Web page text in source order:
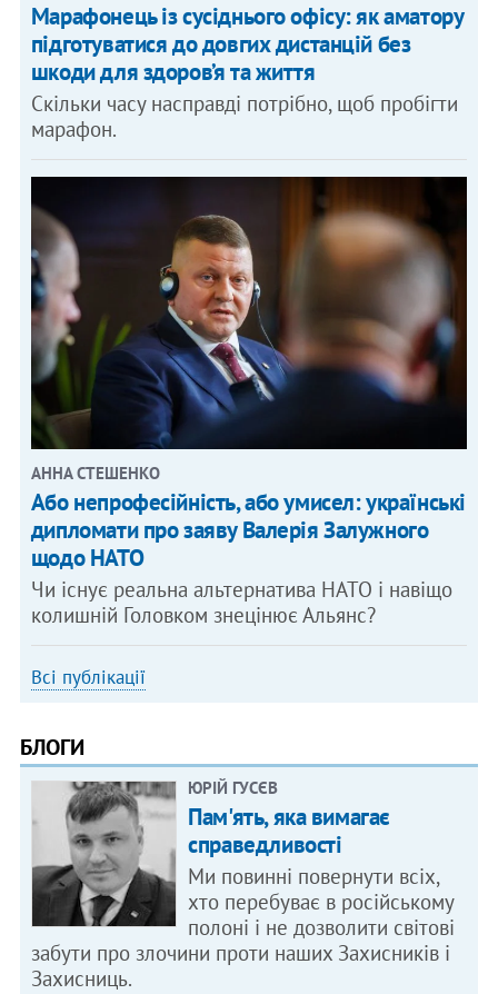
Марафонець із сусіднього офісу: як аматору
підготуватися до довгих дистанцій без
шкоди для здоров’я та життя
Скільки часу насправді потрібно, щоб пробігти
марафон.
АННА СТЕШЕНКО
Або непрофесійність, або умисел: українські
дипломати про заяву Валерія Залужного
щодо НАТО
Чи існує реальна альтернатива НАТО і навіщо
колишній Головком знецінює Альянс?
Всі публікації
БЛОГИ
ЮРІЙ ГУСЄВ
Пам'ять, яка вимагає
справедливості
Ми повинні повернути всіх,
хто перебуває в російському
полоні і не дозволити світові
забути про злочини проти наших Захисників і
Захисниць.